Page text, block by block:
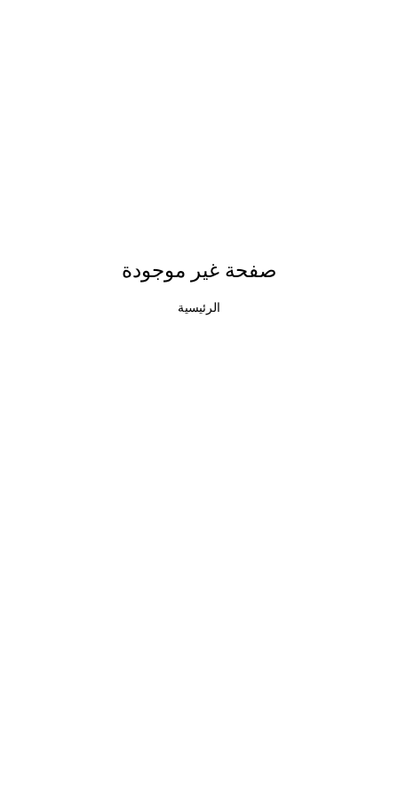
صفحة غير موجودة
الرئيسية